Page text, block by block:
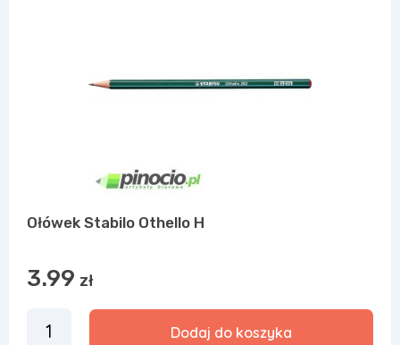
Ołówek Stabilo Othello H
3.99 zł
Dodaj do koszyka